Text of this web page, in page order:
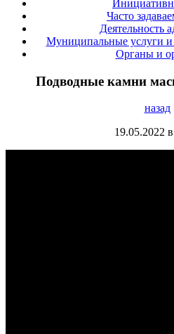
Часто
Деятельность
Муниципальные услуги
Органы и
Подводные камни
назад
19.05.2022 в